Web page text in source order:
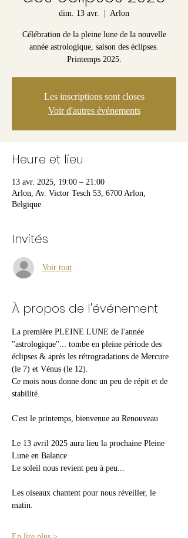
dim. 13 avr.
  |
Arlon
Célébration de la pleine lune de la nouvelle
année astrologique, saison des éclipses.
Printemps 2025.
Les inscriptions sont closes
Voir d'autres événements
Heure et lieu
13 avr. 2025, 19:00 – 21:00
Arlon, Av. Victor Tesch 53, 6700 Arlon,
Belgique
Invités
Voir tout
À propos de l'événement
La première PLEINE LUNE de l'année
"astrologique"... tombe en pleine période des
éclipses & après les rétrogradations de Mercure
(le 7) et Vénus (le 12).
Ce mois nous donne donc un peu de répit et de
stabilité.
C'est le printemps, bienvenue au Renouveau
Le 13 avril 2025 aura lieu la prochaine Pleine
Lune en Balance
Le soleil nous revient peu à peu...
Les oiseaux chantent pour nous réveiller, le
matin.